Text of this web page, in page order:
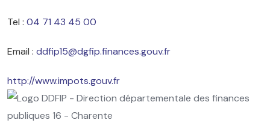
Tel : 04 71 43 45 00
Email : ddfip15@dgfip.finances.gouv.fr
http://www.impots.gouv.fr